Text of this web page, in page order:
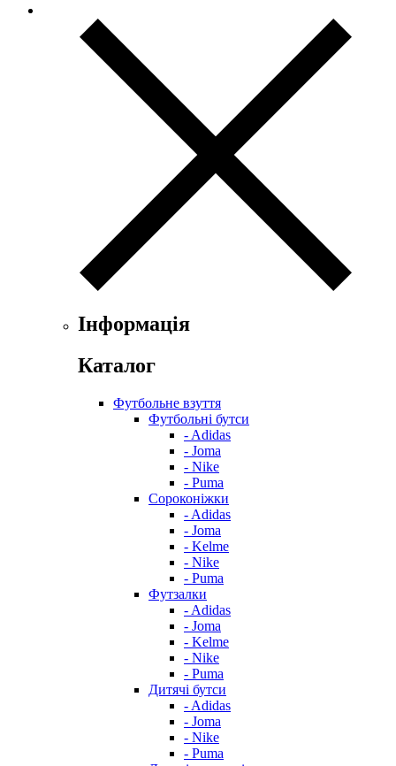
Інформація
Каталог
Футбольне взуття
Футбольні бутси
- Adidas
- Joma
- Nike
- Puma
Сороконіжки
- Adidas
- Joma
- Kelme
- Nike
- Puma
Футзалки
- Adidas
- Joma
- Kelme
- Nike
- Puma
Дитячі бутси
- Adidas
- Joma
- Nike
- Puma